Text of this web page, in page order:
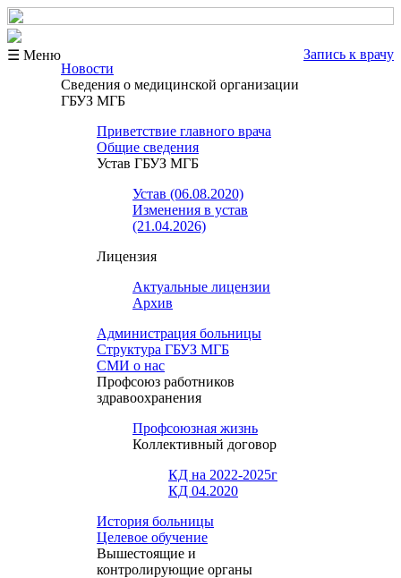
☰ Меню
Запись к врачу
Новости
Сведения о медицинской организации
ГБУЗ МГБ
Приветствие главного врача
Общие сведения
Устав ГБУЗ МГБ
Устав (06.08.2020)
Изменения в устав
(21.04.2026)
Лицензия
Актуальные лицензии
Архив
Администрация больницы
Структура ГБУЗ МГБ
СМИ о нас
Профсоюз работников
здравоохранения
Профсоюзная жизнь
Коллективный договор
КД на 2022-2025г
КД 04.2020
История больницы
Целевое обучение
Вышестоящие и
контролирующие органы